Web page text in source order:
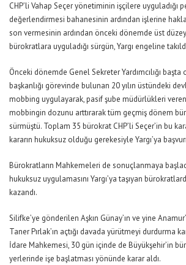
CHP’li Vahap Seçer yönetiminin işçilere uyguladığı
değerlendirmesi bahanesinin ardından işlerine
son vermesinin ardından önceki dönemde üst
bürokratlara uyguladığı sürgün, Yargı engeline
Önceki dönemde Genel Sekreter Yardımcılığı
başkanlığı görevinde bulunan 20 yılın üstündeki
mobbing uygulayarak, pasif şube müdürlükleri
mobbingin dozunu arttırarak tüm geçmiş dönem
sürmüştü. Toplam 35 bürokrat CHP’li Seçer’in bu
kararın hukuksuz olduğu gerekesiyle Yargı’ya
Bürokratların Mahkemeleri de sonuçlanmaya
hukuksuz uygulamasını Yargı’ya taşıyan
kazandı.
Silifke’ye gönderilen Aşkın Günay’ın ve yine
Taner Pırlak’ın açtığı davada yürütmeyi durdurma
İdare Mahkemesi, 30 gün içinde de Büyükşehir’in
yerlerinde işe başlatması yönünde karar aldı.